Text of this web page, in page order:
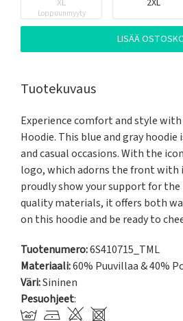
XL
Loppuunmyyty
2XL
LISÄÄ
Tuotekuvaus
Experience comfort and style
Hoodie. This blue and gray hoodie
and casual occasions. With the
logo, which adorns the front with
proudly show your support for the
quality materials, it offers both
on this hoodie and be ready to
Tuotenumero:6S410715_TML
Materiaali:60% Puuvillaa & 40%
Väri:Sininen
Pesuohjeet: